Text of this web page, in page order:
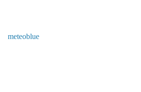
meteoblue